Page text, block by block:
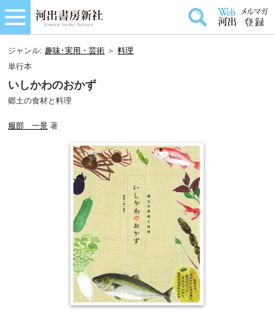
ジャンル: 趣味･実用・芸術 ＞料理
単行本
いしかわのおかず
郷土の食材と料理
服部 一景 著